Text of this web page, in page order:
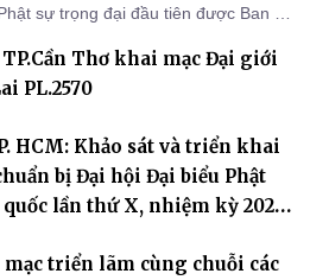
sự trọng đại đầu tiên được Ban Trị
với công tác truyền giới, đào tạo
Tăng-g
Thơ khai mạc Đại giới
PL.2570
HCM: Khảo sát và triển khai
bị Đại hội Đại biểu Phật
lần thứ X, nhiệm kỳ 2026-
mạc triển lãm cùng chuỗi các